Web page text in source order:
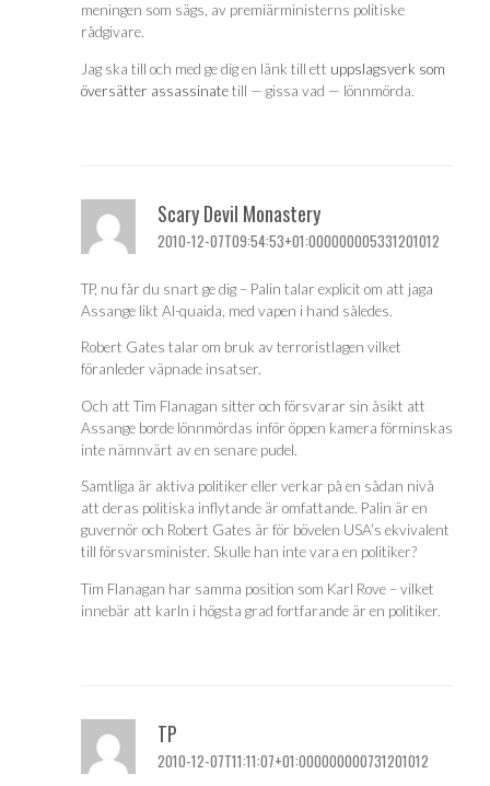
meningen som sägs, av premiärministerns politiske
rådgivare.
Jag ska till och med ge dig en länk till ett uppslagsverk som
översätter assassinatetill — gissa vad — lönnmörda.
Scary Devil Monastery
2010-12-07T09:54:53+01:000000005331201012
TP, nu får du snart ge dig – Palin talar explicit om att jaga
Assange likt Al-quaida, med vapen i hand således.
Robert Gates talar om bruk av terroristlagen vilket
föranleder väpnade insatser.
Och att Tim Flanagan sitter och försvarar sin åsikt att
Assange borde lönnmördas inför öppen kamera förminskas
inte nämnvärt av en senare pudel.
Samtliga är aktiva politiker eller verkar på en sådan nivå
att deras politiska inflytande är omfattande. Palin är en
guvernör och Robert Gates är för bövelen USA’s ekvivalent
till försvarsminister. Skulle han inte vara en politiker?
Tim Flanagan har samma position som Karl Rove – vilket
innebär att karln i högsta grad fortfarande är en politiker.
TP
2010-12-07T11:11:07+01:000000000731201012